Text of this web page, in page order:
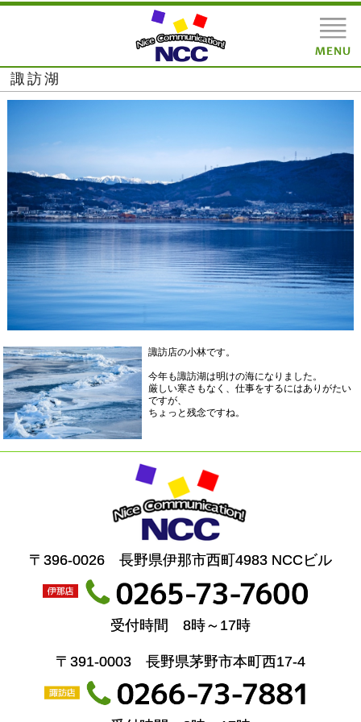
諏訪湖
諏訪店の小林です。
今年も諏訪湖は明けの海になりました。
厳しい寒さもなく、仕事をするにはありがたい
ですが、
ちょっと残念ですね。
〒396-0026 長野県伊那市西町4983 NCCビル
受付時間 8時～17時
〒391-0003 長野県茅野市本町西17-4